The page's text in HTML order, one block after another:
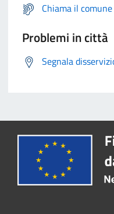
Chiama il
Problemi in città
Segnala